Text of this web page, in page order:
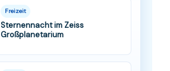
Freizeit
Sternennacht im Zeiss
Großplanetarium